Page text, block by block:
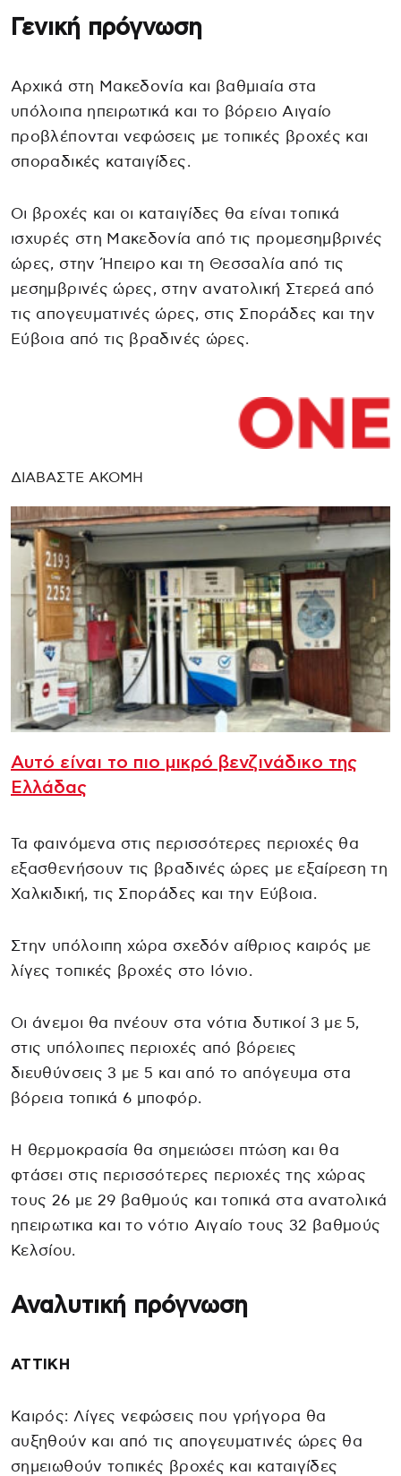
Γενική πρόγνωση
Αρχικά στη Μακεδονία και βαθμιαία στα
υπόλοιπα ηπειρωτικά και το βόρειο Αιγαίο
προβλέπονται νεφώσεις με τοπικές βροχές και
σποραδικές καταιγίδες.
Οι βροχές και οι καταιγίδες θα είναι τοπικά
ισχυρές στη Μακεδονία από τις προμεσημβρινές
ώρες, στην Ήπειρο και τη Θεσσαλία από τις
μεσημβρινές ώρες, στην ανατολική Στερεά από
τις απογευματινές ώρες, στις Σποράδες και την
Εύβοια από τις βραδινές ώρες.
ΔΙΑΒΑΣΤΕ ΑΚΟΜΗ
Αυτό είναι το πιο μικρό βενζινάδικο της
Ελλάδας
Τα φαινόμενα στις περισσότερες περιοχές θα
εξασθενήσουν τις βραδινές ώρες με εξαίρεση τη
Χαλκιδική, τις Σποράδες και την Εύβοια.
Στην υπόλοιπη χώρα σχεδόν αίθριος καιρός με
λίγες τοπικές βροχές στο Ιόνιο.
Οι άνεμοι θα πνέουν στα νότια δυτικοί 3 με 5,
στις υπόλοιπες περιοχές από βόρειες
διευθύνσεις 3 με 5 και από το απόγευμα στα
βόρεια τοπικά 6 μποφόρ.
Η θερμοκρασία θα σημειώσει πτώση και θα
φτάσει στις περισσότερες περιοχές της χώρας
τους 26 με 29 βαθμούς και τοπικά στα ανατολικά
ηπειρωτικα και το νότιο Αιγαίο τους 32 βαθμούς
Κελσίου.
Αναλυτική πρόγνωση
ΑΤΤΙΚΗ
Καιρός: Λίγες νεφώσεις που γρήγορα θα
αυξηθούν και από τις απογευματινές ώρες θα
σημειωθούν τοπικές βροχές και καταιγίδες